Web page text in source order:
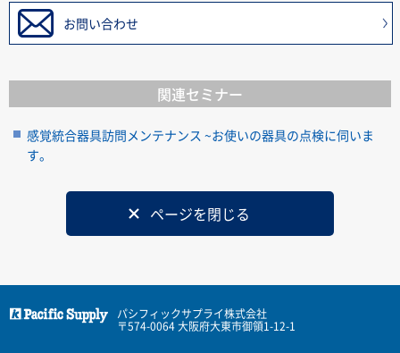
お問い合わせ
関連セミナー
感覚統合器具訪問メンテナンス ~お使いの器具の点検に伺いま
す。
ページを閉じる
パシフィックサプライ株式会社
〒574-0064 大阪府大東市御領1-12-1